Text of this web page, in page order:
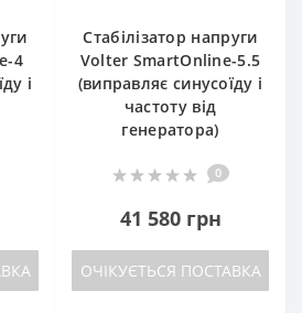
4
і
Стабілізатор напруги
Volter SmartOnline-5.5
(виправляє синусоїду і
частоту від
генератора)
0
41 580 грн
ОЧІКУЄТЬСЯ ПОСТАВКА